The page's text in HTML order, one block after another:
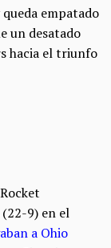
empatado
un desatado
hacia el triunfo
9) en el
a Ohio